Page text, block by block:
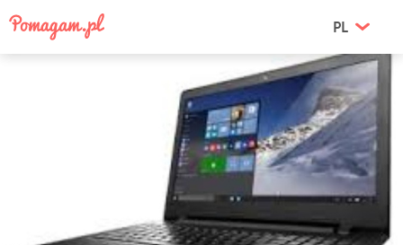
PL